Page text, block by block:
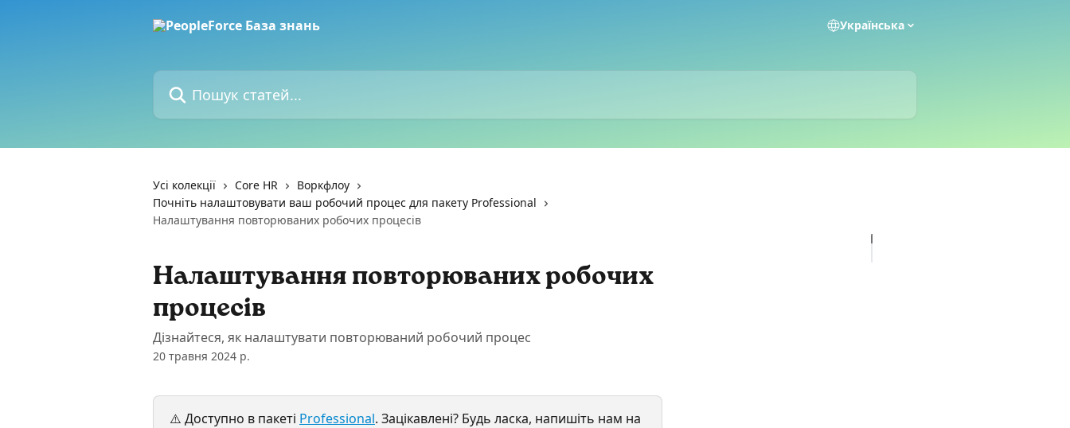
Українська
Пошук статей...
Усі колекції Core HR
Воркфлоу
Почніть налаштовувати ваш робочий процес для пакету Professional
Налаштування повторюваних робочих процесів
Налаштування повторюваних робочих
процесів
Дізнайтеся, як налаштувати повторюваний робочий процес
20 травня 2024 р.
⚠️ Доступно в пакеті Professional. Зацікавлені? Будь ласка, напишіть нам на